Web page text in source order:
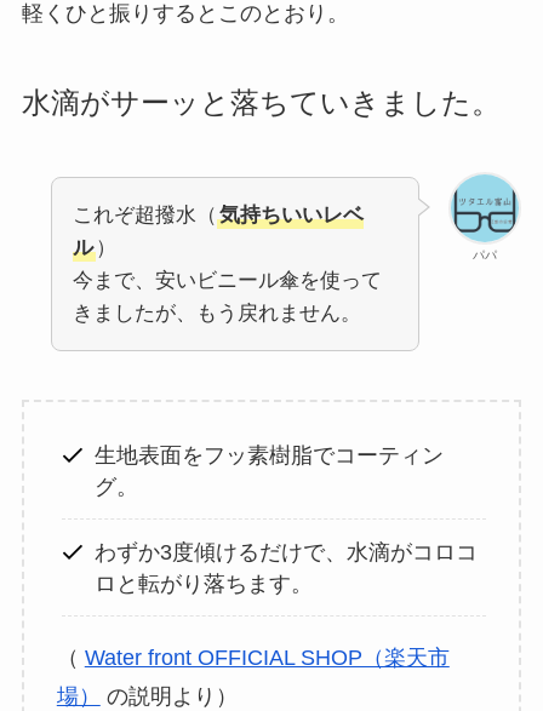
軽くひと振りするとこのとおり。
水滴がサーッと落ちていきました。
パパ
これぞ超撥水（ 気持ちいいレベ
ル）
今まで、安いビニール傘を使って
きましたが、もう戻れません。
生地表面をフッ素樹脂でコーティン
グ。
わずか3度傾けるだけで、水滴がコロコ
ロと転がり落ちます。
（ Water front OFFICIAL SHOP（楽天市
場）
の説明より）